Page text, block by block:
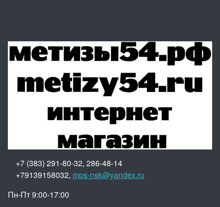
+7 (383) 291-80-32, 286-48-14
+79139158032, mps-nsk@yandex.ru
Пн-Пт 9:00-17:00